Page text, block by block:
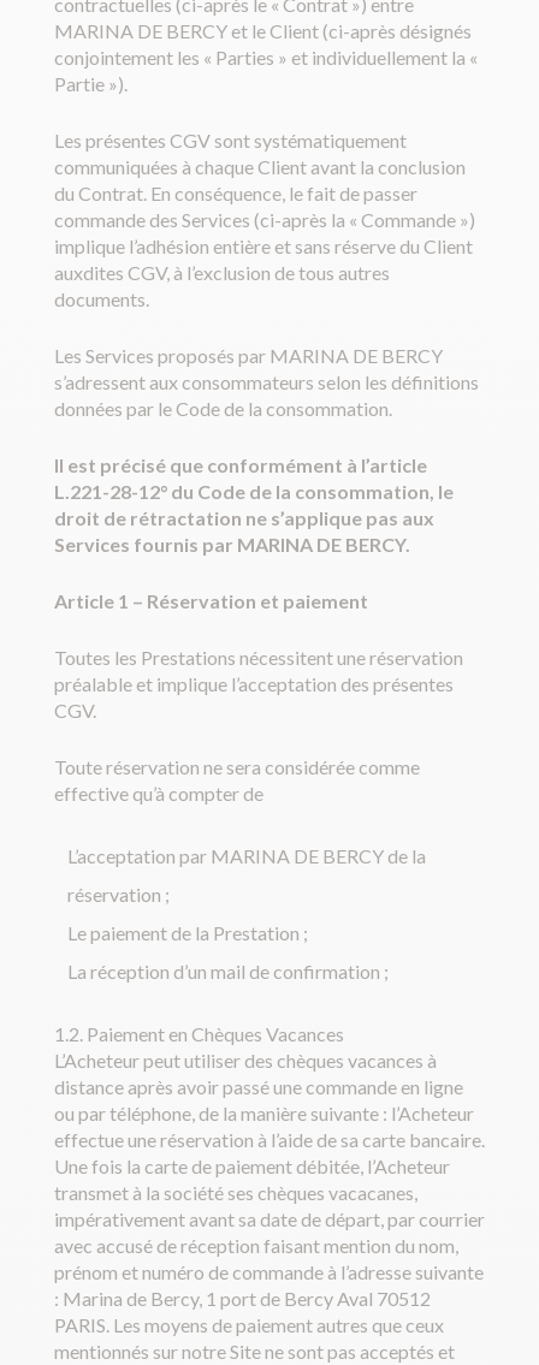
MARINA DE BERCY et le Client (ci-après désignés
conjointement les « Parties » et individuellement la «
Partie »).
Les présentes CGV sont systématiquement
communiquées à chaque Client avant la conclusion
du Contrat. En conséquence, le fait de passer
commande des Services (ci-après la « Commande »)
implique l’adhésion entière et sans réserve du Client
auxdites CGV, à l’exclusion de tous autres
documents.
Les Services proposés par MARINA DE BERCY
s’adressent aux consommateurs selon les définitions
données par le Code de la consommation.
Il est précisé que conformément à l’article
L.221-28-12° du Code de la consommation, le
droit de rétractation ne s’applique pas aux
Services fournis par MARINA DE BERCY.
Article 1 – Réservation et paiement
Toutes les Prestations nécessitent une réservation
préalable et implique l’acceptation des présentes
CGV.
Toute réservation ne sera considérée comme
effective qu’à compter de
L’acceptation par MARINA DE BERCY de la
réservation ;
Le paiement de la Prestation ;
La réception d’un mail de confirmation ;
1.2. Paiement en Chèques Vacances
L’Acheteur peut utiliser des chèques vacances à
distance après avoir passé une commande en ligne
ou par téléphone, de la manière suivante : l’Acheteur
effectue une réservation à l’aide de sa carte bancaire.
Une fois la carte de paiement débitée, l’Acheteur
transmet à la société ses chèques vacacanes,
impérativement avant sa date de départ, par courrier
avec accusé de réception faisant mention du nom,
prénom et numéro de commande à l’adresse suivante
: Marina de Bercy, 1 port de Bercy Aval 70512
PARIS. Les moyens de paiement autres que ceux
mentionnés sur notre Site ne sont pas acceptés et